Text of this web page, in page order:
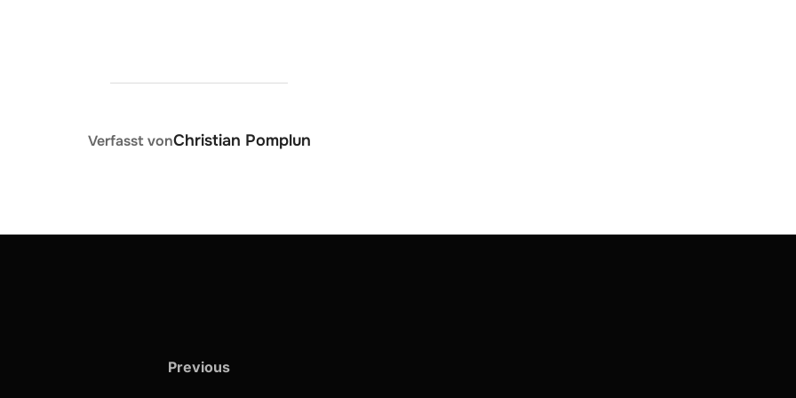
BEITRAGSAUTOR
Verfasst vonChristian Pomplun
Previous
Previous